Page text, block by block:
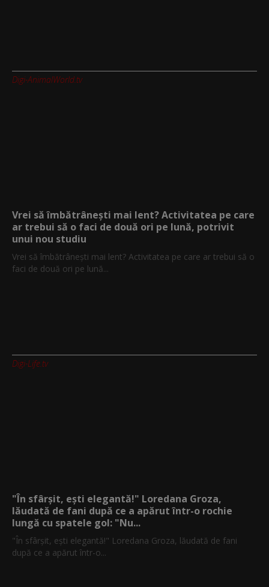
Digi-AnimalWorld.tv
Vrei să îmbătrânești mai lent? Activitatea pe care
ar trebui să o faci de două ori pe lună, potrivit
unui nou studiu
Vrei să îmbătrânești mai lent? Activitatea pe care ar trebui să o
faci de două ori pe lună...
Digi-Life.tv
"În sfârșit, ești elegantă!" Loredana Groza,
lăudată de fani după ce a apărut într-o rochie
lungă cu spatele gol: "Nu...
"În sfârșit, ești elegantă!" Loredana Groza, lăudată de fani
după ce a apărut într-o...